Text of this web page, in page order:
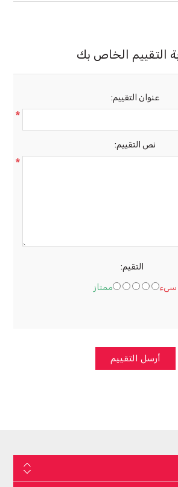
التقييم الخاص بك
عنوان التقييم:
*
نص التقييم:
*
التقيم:
سىء
ممتاز
أرسل التقييم